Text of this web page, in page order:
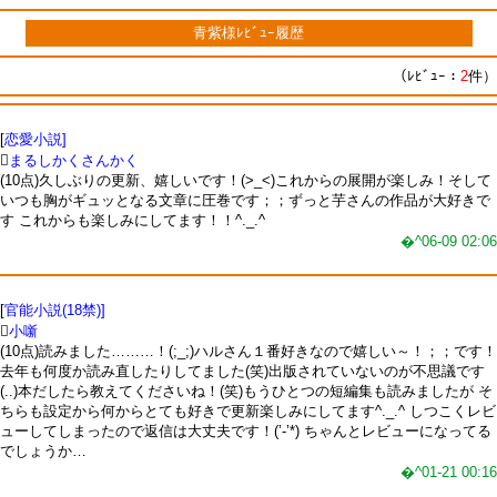
青紫様ﾚﾋﾞｭｰ履歴
（ﾚﾋﾞｭｰ： 2件）
[恋愛小説]
 まるしかくさんかく
(10点)久しぶりの更新、嬉しいです！(>_<)これからの展開が楽しみ！そして
いつも胸がギュッとなる文章に圧巻です；；ずっと芋さんの作品が大好きで
す これからも楽しみにしてます！！^._.^
�^06-09 02:06
[官能小説(18禁)]
小噺
(10点)読みました………！(;_;)ハルさん１番好きなので嬉しい～！；；です！
去年も何度か読み直したりしてました(笑)出版されていないのが不思議です
(..)本だしたら教えてくださいね！(笑)もうひとつの短編集も読みましたが そ
ちらも設定から何からとても好きで更新楽しみにしてます^._.^ しつこくレビ
ューしてしまったので返信は大丈夫です！(’-’*) ちゃんとレビューになってる
でしょうか…
�^01-21 00:16